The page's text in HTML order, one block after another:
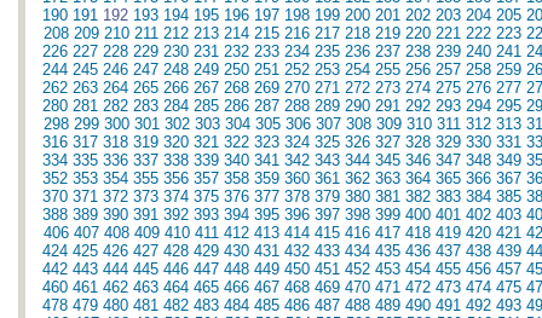
190 191 192 193 194 195 196 197 198 199 200 201 202 203 204 205
208 209 210 211 212 213 214 215 216 217 218 219 220 221 222 223
226 227 228 229 230 231 232 233 234 235 236 237 238 239 240 241
244 245 246 247 248 249 250 251 252 253 254 255 256 257 258 259
262 263 264 265 266 267 268 269 270 271 272 273 274 275 276 277
280 281 282 283 284 285 286 287 288 289 290 291 292 293 294 295
298 299 300 301 302 303 304 305 306 307 308 309 310 311 312 313
316 317 318 319 320 321 322 323 324 325 326 327 328 329 330 331
334 335 336 337 338 339 340 341 342 343 344 345 346 347 348 349
352 353 354 355 356 357 358 359 360 361 362 363 364 365 366 367
370 371 372 373 374 375 376 377 378 379 380 381 382 383 384 385
388 389 390 391 392 393 394 395 396 397 398 399 400 401 402 403
406 407 408 409 410 411 412 413 414 415 416 417 418 419 420 421
424 425 426 427 428 429 430 431 432 433 434 435 436 437 438 439
442 443 444 445 446 447 448 449 450 451 452 453 454 455 456 457
460 461 462 463 464 465 466 467 468 469 470 471 472 473 474 475
478 479 480 481 482 483 484 485 486 487 488 489 490 491 492 493